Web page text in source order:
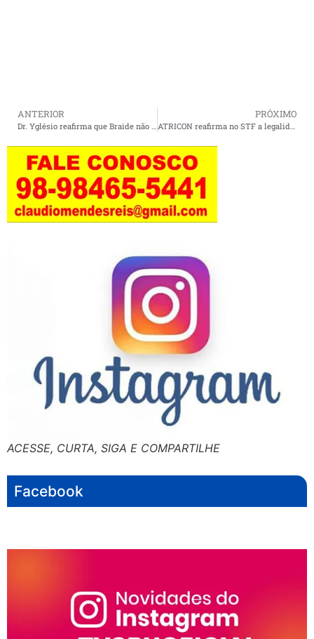
ANTERIOR PRÓXIMO
ACESSE, CURTA, SIGA E COMPARTILHE
Facebook